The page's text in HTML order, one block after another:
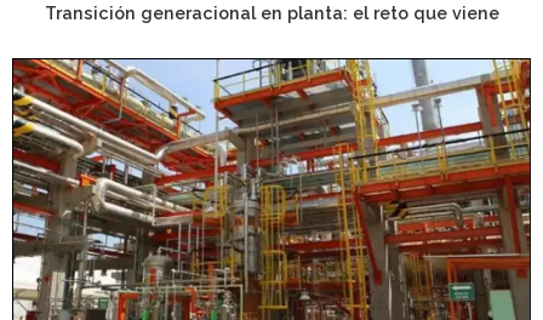
Transición generacional en planta: el reto que viene